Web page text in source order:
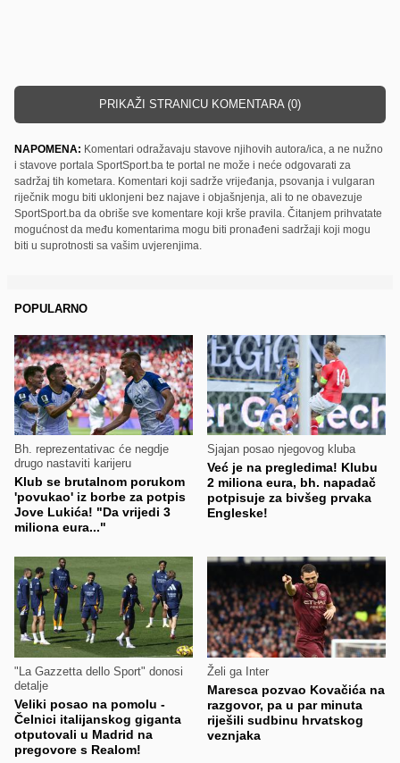
PRIKAŽI STRANICU KOMENTARA (0)
NAPOMENA: Komentari odražavaju stavove njihovih autora/ica, a ne nužno
i stavove portala SportSport.ba te portal ne može i neće odgovarati za
sadržaj tih kometara. Komentari koji sadrže vrijeđanja, psovanja i vulgaran
riječnik mogu biti uklonjeni bez najave i objašnjenja, ali to ne obavezuje
SportSport.ba da obriše sve komentare koji krše pravila. Čitanjem prihvatate
mogućnost da među komentarima mogu biti pronađeni sadržaji koji mogu
biti u suprotnosti sa vašim uvjerenjima.
POPULARNO
Bh. reprezentativac će negdje
drugo nastaviti karijeru
Klub se brutalnom porukom
'povukao' iz borbe za potpis
Jove Lukića! "Da vrijedi 3
miliona eura..."
Sjajan posao njegovog kluba
Već je na pregledima! Klubu
2 miliona eura, bh. napadač
potpisuje za bivšeg prvaka
Engleske!
"La Gazzetta dello Sport" donosi
detalje
Veliki posao na pomolu -
Čelnici italijanskog giganta
otputovali u Madrid na
pregovore s Realom!
Želi ga Inter
Maresca pozvao Kovačića na
razgovor, pa u par minuta
riješili sudbinu hrvatskog
veznjaka